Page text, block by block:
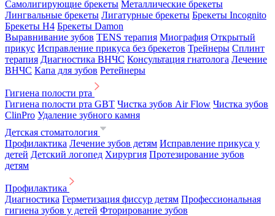
Самолигирующие брекеты Металлические брекеты
Лингвальные брекеты Лигатурные брекеты Брекеты Incognito
Брекеты H4 Брекеты Damon
Выравнивание зубов TENS терапия Миография Открытый
прикус Исправление прикуса без брекетов Трейнеры Сплинт
терапия Диагностика ВНЧС Консультация гнатолога Лечение
ВНЧС Капа для зубов Ретейнеры
Гигиена полости рта
Гигиена полости рта GBT Чистка зубов Air Flow Чистка зубов
ClinPro Удаление зубного камня
Детская стоматология
Профилактика Лечение зубов детям Исправление прикуса у
детей Детский логопед Хирургия Протезирование зубов
детям
Профилактика
Диагностика Герметизация фиссур детям Профессиональная
гигиена зубов у детей Фторирование зубов